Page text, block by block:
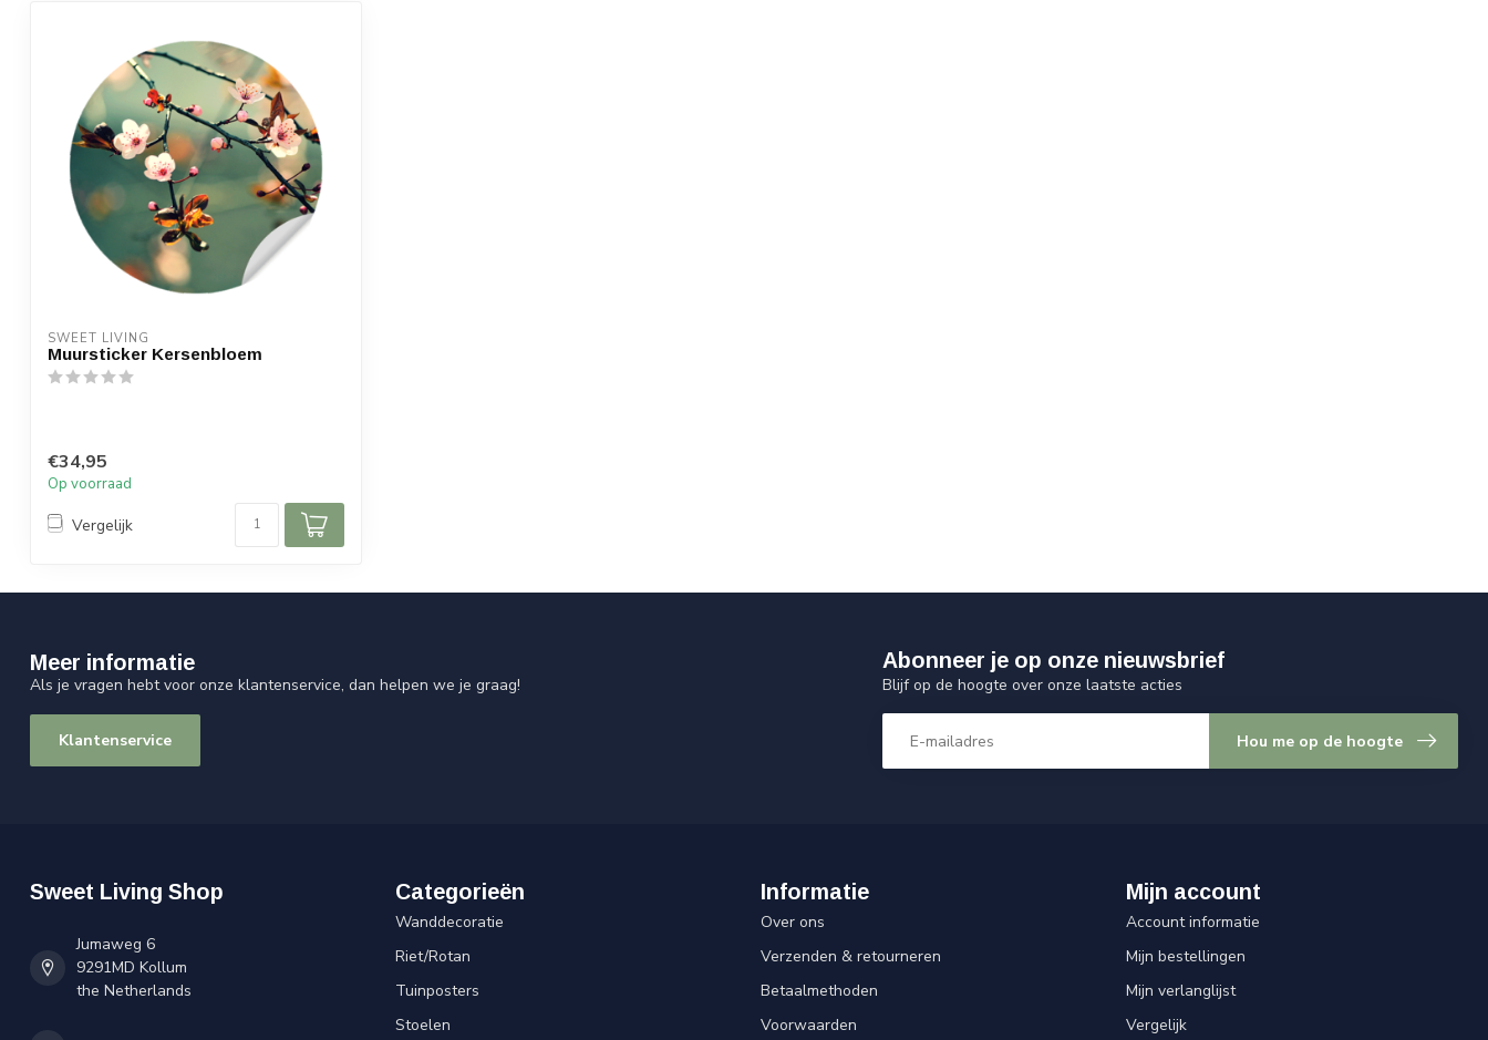
SWEET LIVING
Muursticker Kersenbloem
€34,95
Op voorraad
Vergelijk
Meer informatie
Als je vragen hebt voor onze klantenservice, dan helpen we je graag!
Klantenservice
Abonneer je op onze nieuwsbrief
Blijf op de hoogte over onze laatste acties
Hou me op de hoogte
Sweet Living Shop
Jumaweg 6
9291MD Kollum
the Netherlands
Categorieën
Wanddecoratie
Riet/Rotan
Tuinposters
Stoelen
Informatie
Over ons
Verzenden & retourneren
Betaalmethoden
Voorwaarden
Mijn account
Account informatie
Mijn bestellingen
Mijn verlanglijst
Vergelijk